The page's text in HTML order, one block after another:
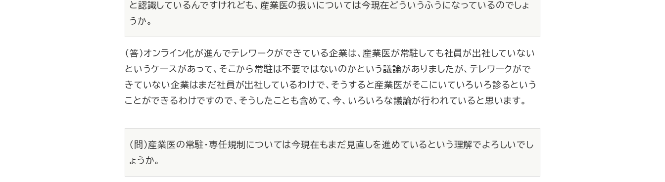
と認識しているんですけれども、産業医の扱いについては今現在どういうふうになっているのでしょ
うか。
（答）オンライン化が進んでテレワークができている企業は、産業医が常駐しても社員が出社していない
というケースがあって、そこから常駐は不要ではないのかという議論がありましたが、テレワークがで
きていない企業はまだ社員が出社しているわけで、そうすると産業医がそこにいていろいろ診るという
ことができるわけですので、そうしたことも含めて、今、いろいろな議論が行われていると思います。
（問）産業医の常駐・専任規制については今現在もまだ見直しを進めているという理解でよろしいでし
ょうか。